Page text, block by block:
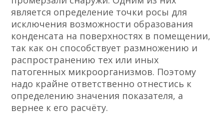
является определение точки росы для
исключения возможности образования
конденсата на поверхностях в помещении,
так как он способствует размножению и
распространению тех или иных
патогенных микроорганизмов. Поэтому
надо крайне ответственно отнестись к
определению значения показателя, а
вернее к его расчёту.